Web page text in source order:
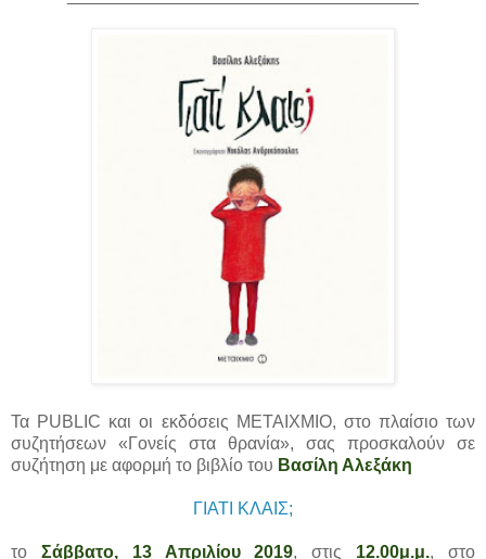
Τα PUBLIC και οι εκδόσεις ΜΕΤΑΙΧΜΙΟ, στο πλαίσιο των
συζητήσεων «Γονείς στα θρανία», σας προσκαλούν σε
συζήτηση με αφορμή το βιβλίο του Βασίλη Αλεξάκη
ΓΙΑΤΙ ΚΛΑΙΣ;
το Σάββατο, 13 Απριλίου 2019, στις 12.00μ.μ., στο